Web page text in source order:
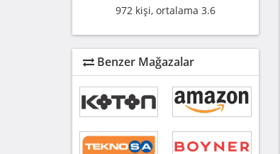
972 kişi, ortalama 3.6
Benzer Mağazalar